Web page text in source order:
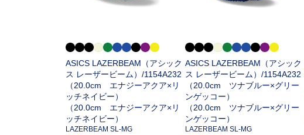
ASICS LAZERBEAM（アシック
ス レーザービーム）/1154A232
（20.0cm エナジーアクア×リ
ッチネイビー）
（20.0cm エナジーアクア×リ
ッチネイビー）
LAZERBEAM SL-MG
ASICS LAZERBEAM（アシック
ス レーザービーム）/1154A232
（20.0cm ツナブルー×グリー
ンゲッコー）
（20.0cm ツナブルー×グリー
ンゲッコー）
LAZERBEAM SL-MG